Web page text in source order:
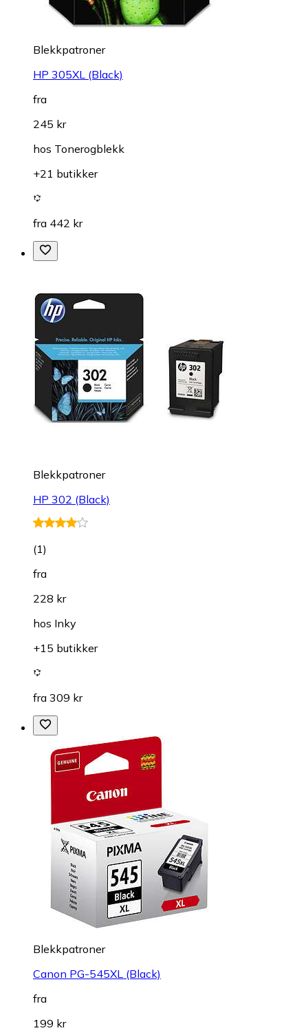
Blekkpatroner
HP 305XL (Black)
fra
245 kr
hos Tonerogblekk
+21 butikker
fra 442 kr
Blekkpatroner
HP 302 (Black)
(1)
fra
228 kr
hos Inky
+15 butikker
fra 309 kr
Blekkpatroner
Canon PG-545XL (Black)
fra
199 kr